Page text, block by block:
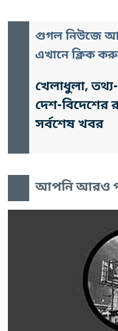
গুগল নিউজে
এখানে ক্লিক
খেলাধুলা,
দেশ-বিদেশের
সর্বশেষ খবর
আপনি আরও